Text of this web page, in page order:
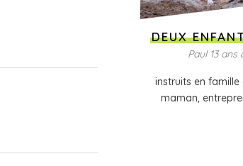
DEUX
Paul 13 ans
instruits en famille
maman,